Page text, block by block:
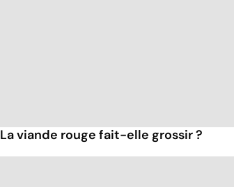
La viande rouge fait-elle grossir ?